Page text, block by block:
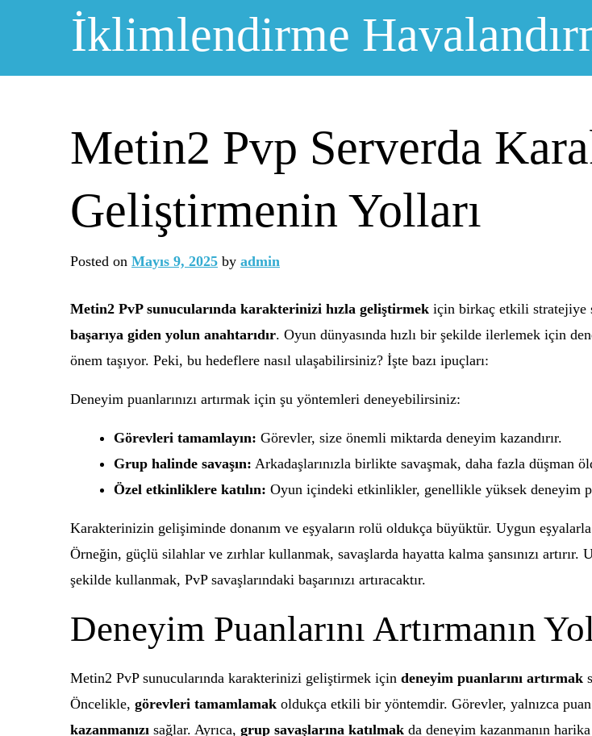
İklimlendirme
Metin2 Pvp Serverda
Geliştirmenin Yolları
Posted on Mayıs 9, 2025 by admin
Metin2 PvP sunucularında karakterinizi hızla geliştirmek için birkaç etkili stratejiye
başarıya giden yolun anahtarıdır. Oyun dünyasında hızlı bir şekilde ilerlemek için
önem taşıyor. Peki, bu hedeflere nasıl ulaşabilirsiniz? İşte bazı ipuçları:
Deneyim puanlarınızı artırmak için şu yöntemleri deneyebilirsiniz:
Görevleri tamamlayın: Görevler, size önemli miktarda deneyim kazandırır.
Grup halinde savaşın: Arkadaşlarınızla birlikte savaşmak, daha fazla düşman
Özel etkinliklere katılın: Oyun içindeki etkinlikler, genellikle yüksek deneyim
Karakterinizin gelişiminde donanım ve eşyaların rolü oldukça büyüktür. Uygun
Örneğin, güçlü silahlar ve zırhlar kullanmak, savaşlarda hayatta kalma şansınızı
şekilde kullanmak, PvP savaşlarındaki başarınızı artıracaktır.
Deneyim Puanlarını Artırmanın
Metin2 PvP sunucularında karakterinizi geliştirmek için deneyim puanlarını artırmak
Öncelikle, görevleri tamamlamak oldukça etkili bir yöntemdir. Görevler, yalnızca
kazanmanızı sağlar. Ayrıca, grup savaşlarına katılmak da deneyim kazanmanın